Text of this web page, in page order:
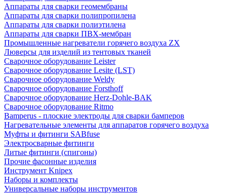
Аппараты для сварки геомембраны
Аппараты для сварки полипропилена
Аппараты для сварки полиэтилена
Аппараты для сварки ПВХ-мембран
Промышленные нагреватели горячего воздуха ZX
Люверсы для изделий из тентовых тканей
Сварочное оборудование Leister
Сварочное оборудование Lesite (LST)
Сварочное оборудование Weldy
Сварочное оборудование Forsthoff
Сварочное оборудование Herz-Dohle-BAK
Сварочное оборудование Ritmo
Bamperus - плоские электроды для сварки бамперов
Нагревательные элементы для аппаратов горячего воздуха
Муфты и фитинги SABfuse
Электросварные фитинги
Литые фитинги (спигоны)
Прочие фасонные изделия
Инструмент Knipex
Наборы и комплекты
Универсальные наборы инструментов